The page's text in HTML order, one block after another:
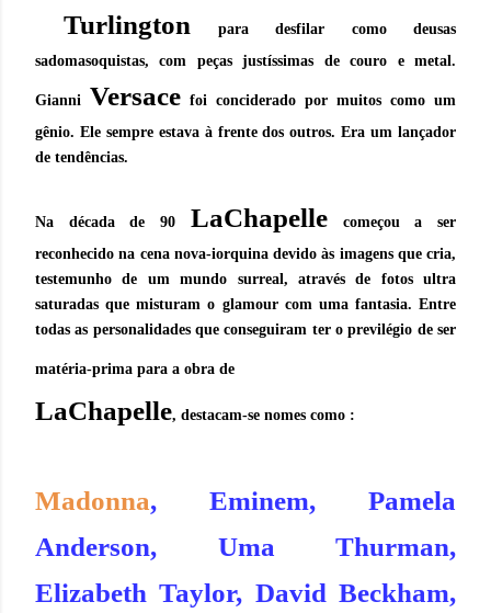
Turlington para desfilar como deusas
sadomasoquistas, com peças justíssimas de couro e metal.
Gianni Versace foi conciderado por muitos como um
gênio. Ele sempre estava à frente dos outros. Era um lançador
de tendências.
Na década de 90 LaChapellecomeçou a ser
reconhecido na cena nova-iorquina devido às imagens que cria,
testemunho de um mundo surreal, através de fotos ultra
saturadas que misturam o glamour com uma fantasia. Entre
todas as personalidades que conseguiram ter o previlégio de ser
matéria-prima para a obra de
LaChapelle, destacam-se nomes como :
Madonna, Eminem, Pamela
Anderson, Uma Thurman,
Elizabeth Taylor, David Beckham,